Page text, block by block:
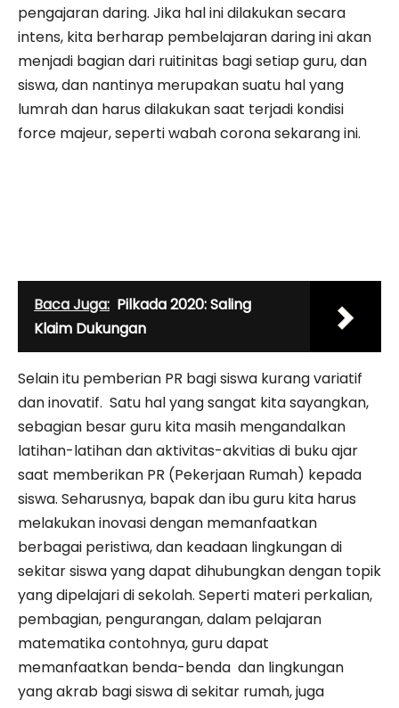
pengajaran daring. Jika hal ini dilakukan secara
intens, kita berharap pembelajaran daring ini akan
menjadi bagian dari ruitinitas bagi setiap guru, dan
siswa, dan nantinya merupakan suatu hal yang
lumrah dan harus dilakukan saat terjadi kondisi
force majeur, seperti wabah corona sekarang ini.
Baca Juga: Pilkada 2020: Saling
Klaim Dukungan
Selain itu pemberian PR bagi siswa kurang variatif
dan inovatif. Satu hal yang sangat kita sayangkan,
sebagian besar guru kita masih mengandalkan
latihan-latihan dan aktivitas-akvitias di buku ajar
saat memberikan PR (Pekerjaan Rumah) kepada
siswa. Seharusnya, bapak dan ibu guru kita harus
melakukan inovasi dengan memanfaatkan
berbagai peristiwa, dan keadaan lingkungan di
sekitar siswa yang dapat dihubungkan dengan topik
yang dipelajari di sekolah. Seperti materi perkalian,
pembagian, pengurangan, dalam pelajaran
matematika contohnya, guru dapat
memanfaatkan benda-benda dan lingkungan
yang akrab bagi siswa di sekitar rumah, juga